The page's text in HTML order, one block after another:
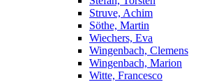
Struve, Achim
Söthe, Martin
Wiechers, Eva
Wingenbach, Clemens
Wingenbach, Marion
Witte, Francesco